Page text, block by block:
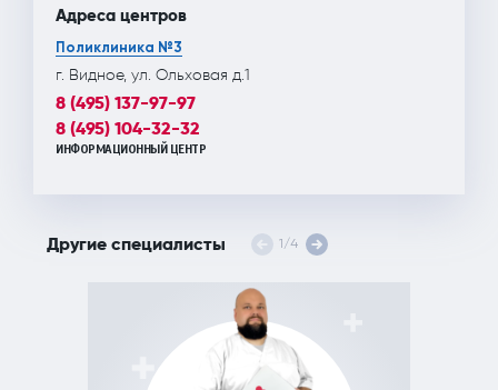
Адреса центров
Поликлиника №3
г. Видное, ул. Ольховая д.1
8 (495) 137-97-97
8 (495) 104-32-32
ИНФОРМАЦИОННЫЙ ЦЕНТР
Другие специалисты 1 /4